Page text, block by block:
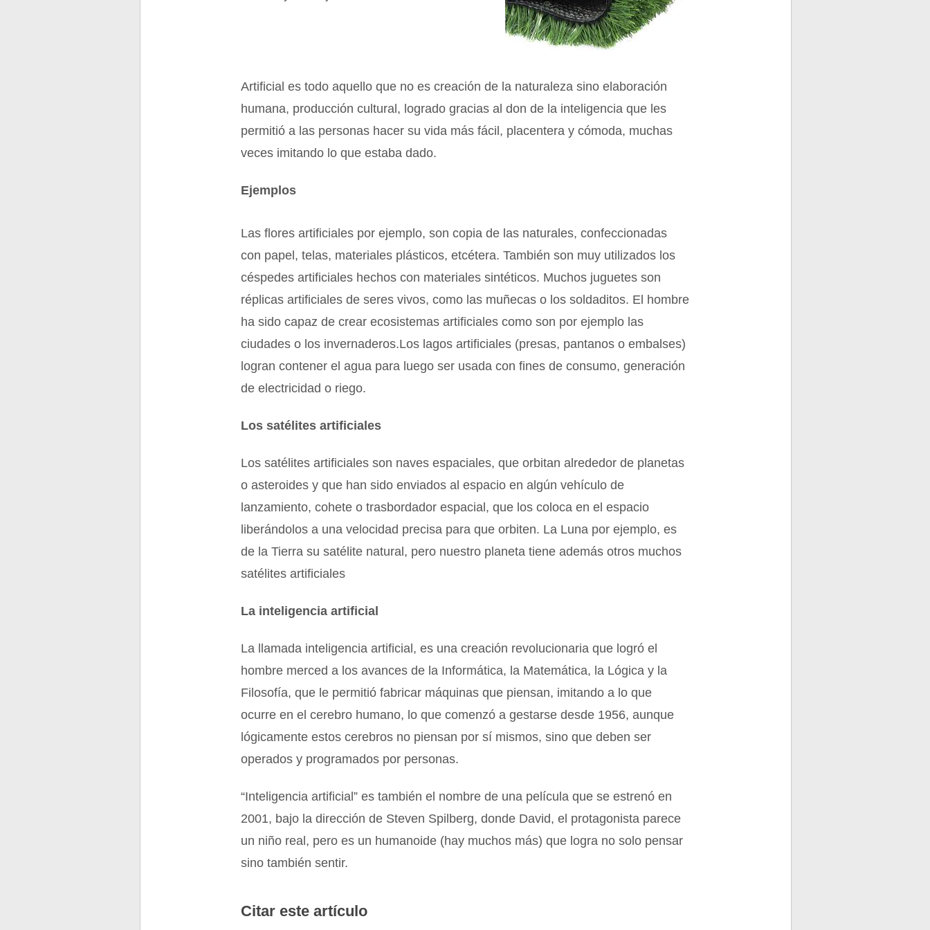
Artificial es todo aquello que no es creación de la naturaleza sino elaboración
humana, producción cultural, logrado gracias al don de la inteligencia que les
permitió a las personas hacer su vida más fácil, placentera y cómoda, muchas
veces imitando lo que estaba dado.
Ejemplos
Las flores artificiales por ejemplo, son copia de las naturales, confeccionadas
con papel, telas, materiales plásticos, etcétera. También son muy utilizados los
céspedes artificiales hechos con materiales sintéticos. Muchos juguetes son
réplicas artificiales de seres vivos, como las muñecas o los soldaditos. El hombre
ha sido capaz de crear ecosistemas artificiales como son por ejemplo las
ciudades o los invernaderos.Los lagos artificiales (presas, pantanos o embalses)
logran contener el agua para luego ser usada con fines de consumo, generación
de electricidad o riego.
Los satélites artificiales
Los satélites artificiales son naves espaciales, que orbitan alrededor de planetas
o asteroides y que han sido enviados al espacio en algún vehículo de
lanzamiento, cohete o trasbordador espacial, que los coloca en el espacio
liberándolos a una velocidad precisa para que orbiten. La Luna por ejemplo, es
de la Tierra su satélite natural, pero nuestro planeta tiene además otros muchos
satélites artificiales
La inteligencia artificial
La llamada inteligencia artificial, es una creación revolucionaria que logró el
hombre merced a los avances de la Informática, la Matemática, la Lógica y la
Filosofía, que le permitió fabricar máquinas que piensan, imitando a lo que
ocurre en el cerebro humano, lo que comenzó a gestarse desde 1956, aunque
lógicamente estos cerebros no piensan por sí mismos, sino que deben ser
operados y programados por personas.
“Inteligencia artificial” es también el nombre de una película que se estrenó en
2001, bajo la dirección de Steven Spilberg, donde David, el protagonista parece
un niño real, pero es un humanoide (hay muchos más) que logra no solo pensar
sino también sentir.
Citar este artículo